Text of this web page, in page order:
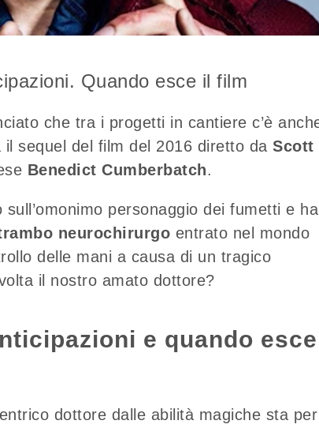
Quando esce il film
che tra i progetti in cantiere c’è
sequel del film del 2016 diretto da Scott
Benedict Cumberbatch.
personaggio dei fumetti e ha
neurochirurgo entrato nel mondo
delle mani a causa di un tragico
il nostro amato dottore?
e quando
dottore dalle abilità magiche sta per